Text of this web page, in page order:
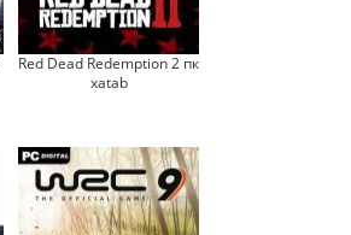
Red Dead Redemption 2 пк
xatab